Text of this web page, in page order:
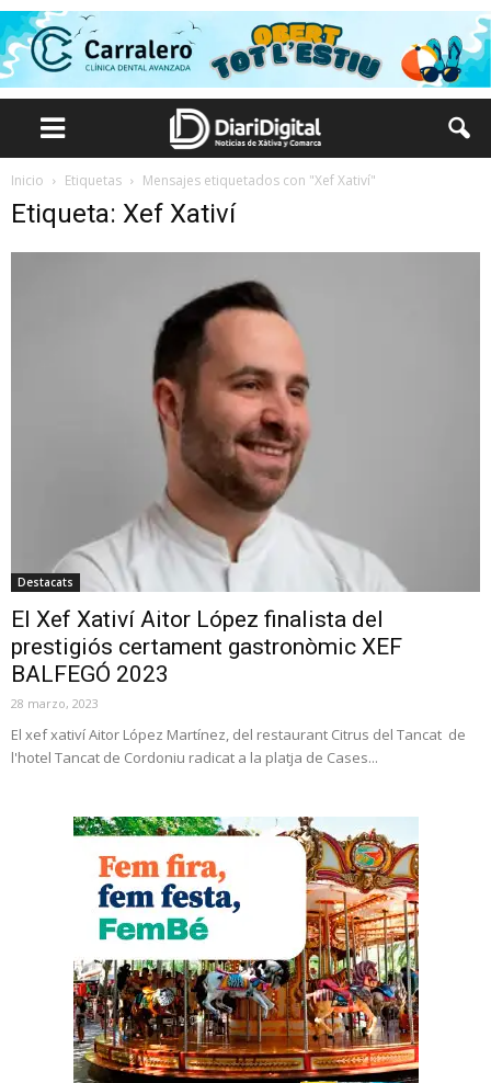
Inicio Etiquetas Mensajes etiquetados con "Xef Xativí"
Etiqueta: Xef Xativí
Destacats
El Xef Xativí Aitor López finalista del
prestigiós certament gastronòmic XEF
BALFEGÓ 2023
28 marzo, 2023
El xef xativí Aitor López Martínez, del restaurant Citrus del Tancat de
l'hotel Tancat de Cordoniu radicat a la platja de Cases...